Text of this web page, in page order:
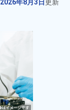
2026年8月3日更新